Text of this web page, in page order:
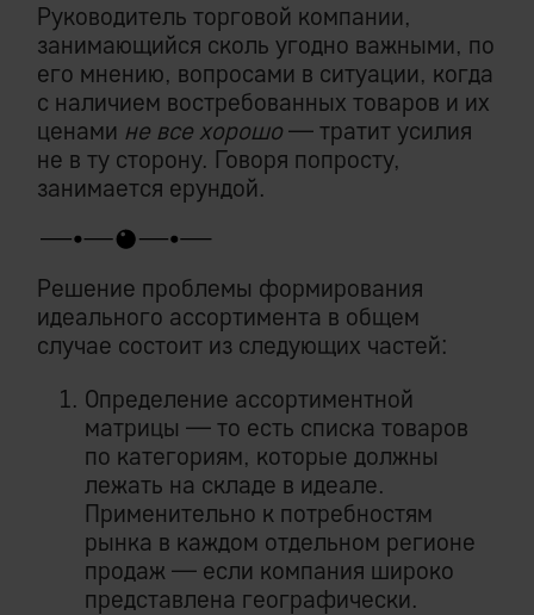
Руководитель торговой компании,
занимающийся сколь угодно важными, по
его мнению, вопросами в ситуации, когда
с наличием востребованных товаров и их
ценами не все хорошо — тратит усилия
не в ту сторону. Говоря попросту,
занимается ерундой.
Решение проблемы формирования
идеального ассортимента в общем
случае состоит из следующих частей:
Определение ассортиментной
матрицы — то есть списка товаров
по категориям, которые должны
лежать на складе в идеале.
Применительно к потребностям
рынка в каждом отдельном регионе
продаж — если компания широко
представлена географически.